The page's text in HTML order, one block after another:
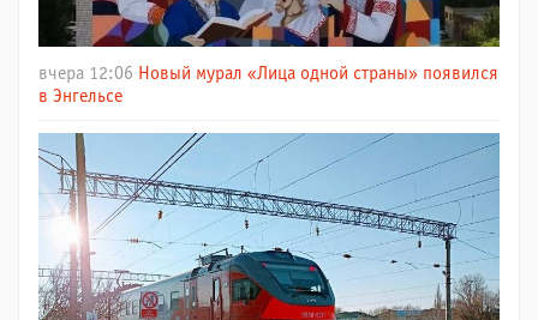
вчера 12:06 Новый мурал «Лица одной страны» появился
в Энгельсе